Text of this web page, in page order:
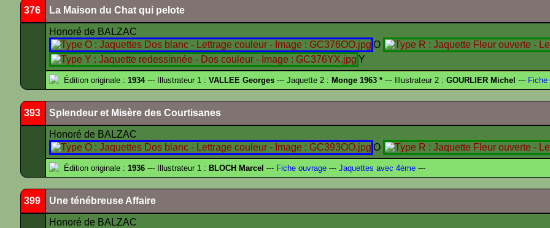
376 La Maison du Chat qui pelote
Honoré de BALZAC
O
Y
Édition originale : 1934--- Illustrateur 1 : VALLEE Georges --- Jaquette 2 : Monge 1963 * --- Illustrateur 2 : GOURLIER Michel --- Fiche
393 Splendeur et Misère des Courtisanes
Honoré de BALZAC
O
Édition originale : 1936 --- Illustrateur 1 : BLOCH Marcel --- Fiche ouvrage --- Jaquettes avec 4ème ---
399 Une ténébreuse Affaire
Honoré de BALZAC